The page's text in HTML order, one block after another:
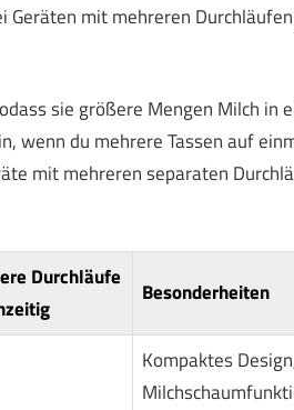
mit mehreren
sie größere Mengen Milch in
wenn du mehrere Tassen auf
mit mehreren separaten
Durchläufe
Besonderheiten
Kompaktes